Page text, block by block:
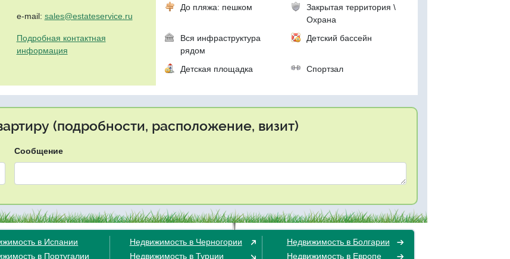
e-mail: sales@estateservice.ru
Подробная контактная
информация
До пляжа: пешком
Закрытая территория \
Охрана
Вся инфраструктура
рядом
Детский бассейн
Детская площадка Спортзал
(подробности, расположение, визит)
Сообщение
в Испании
в Португалии
Недвижимость в Черногории
Недвижимость в Турции
Недвижимость в Болгарии
Недвижимость в Европе